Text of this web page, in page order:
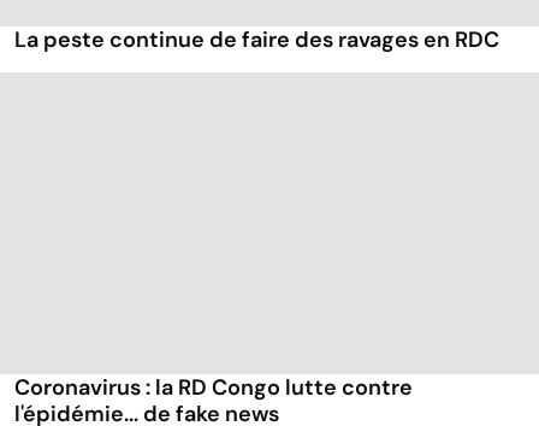
La peste continue de faire des ravages en RDC
Coronavirus : la RD Congo lutte contre
l'épidémie... de fake news